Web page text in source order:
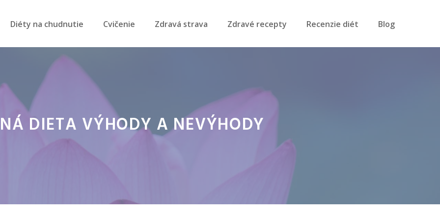
Diéty na chudnutie Cvičenie Zdravá strava Zdravé recepty Recenzie diét Blog
DIETA VÝHODY A NEVÝHODY